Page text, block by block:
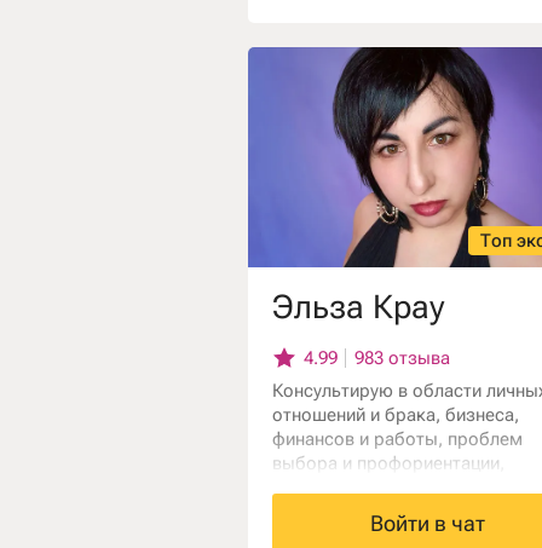
Топ
Эльза Крау
4.99
983 отзыва
Консультирую в области
отношений и брака, бизнеса,
финансов и работы, проблем
выбора и профориентации,
одиночеством. Работаю с
Таро и астрологией.
Войти в чат